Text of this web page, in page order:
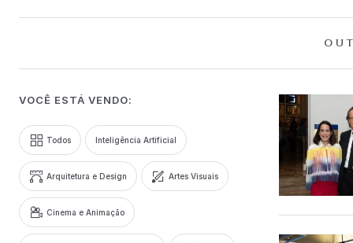
VOCÊ ESTÁ VENDO:
Todos Inteligência Artificial
Arquitetura e Design Artes Visuais
Cinema e Animação